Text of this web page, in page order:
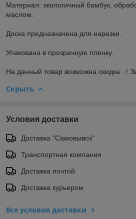
Материал: экологичный бамбук,
маслом.
Доска предназначена для нарезки.
Упакована в прозрачную пленку.
На данный товар возможна скидка . !
Скрыть
Условия доставки
Доставка "Самовывоз"
Транспортная компания
Доставка почтой
Доставка курьером
Все условия доставки